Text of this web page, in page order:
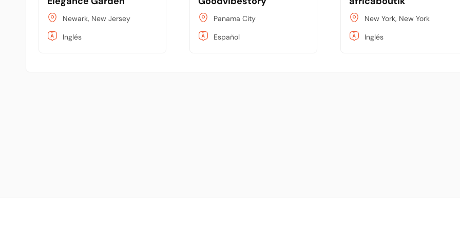
Newark, New Jersey
Inglés
Panama City
Español
New York, New York
Inglés